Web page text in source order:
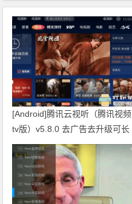
[Android]腾讯云视听（腾讯视频
tv版）v5.8.0 去广告去升级可长
久使用